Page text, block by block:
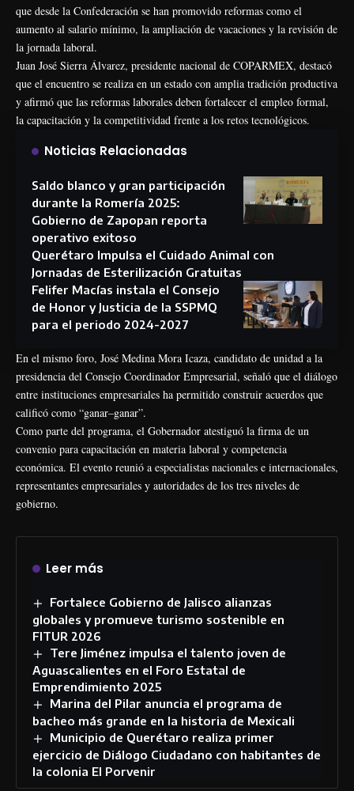
que desde la Confederación se han promovido reformas como el
aumento al salario mínimo, la ampliación de vacaciones y la revisión de
la jornada laboral.
Juan José Sierra Álvarez, presidente nacional de COPARMEX, destacó
que el encuentro se realiza en un estado con amplia tradición productiva
y afirmó que las reformas laborales deben fortalecer el empleo formal,
la capacitación y la competitividad frente a los retos tecnológicos.
Noticias Relacionadas
Saldo blanco y gran participación
durante la Romería 2025:
Gobierno de Zapopan reporta
operativo exitoso
Querétaro Impulsa el Cuidado Animal con
Jornadas de Esterilización Gratuitas
Felifer Macías instala el Consejo
de Honor y Justicia de la SSPMQ
para el periodo 2024-2027
En el mismo foro, José Medina Mora Icaza, candidato de unidad a la
presidencia del Consejo Coordinador Empresarial, señaló que el diálogo
entre instituciones empresariales ha permitido construir acuerdos que
calificó como “ganar–ganar”.
Como parte del programa, el Gobernador atestiguó la firma de un
convenio para capacitación en materia laboral y competencia
económica. El evento reunió a especialistas nacionales e internacionales,
representantes empresariales y autoridades de los tres niveles de
gobierno.
Leer más
Fortalece Gobierno de Jalisco alianzas
globales y promueve turismo sostenible en
FITUR 2026
Tere Jiménez impulsa el talento joven de
Aguascalientes en el Foro Estatal de
Emprendimiento 2025
Marina del Pilar anuncia el programa de
bacheo más grande en la historia de Mexicali
Municipio de Querétaro realiza primer
ejercicio de Diálogo Ciudadano con habitantes de
la colonia El Porvenir